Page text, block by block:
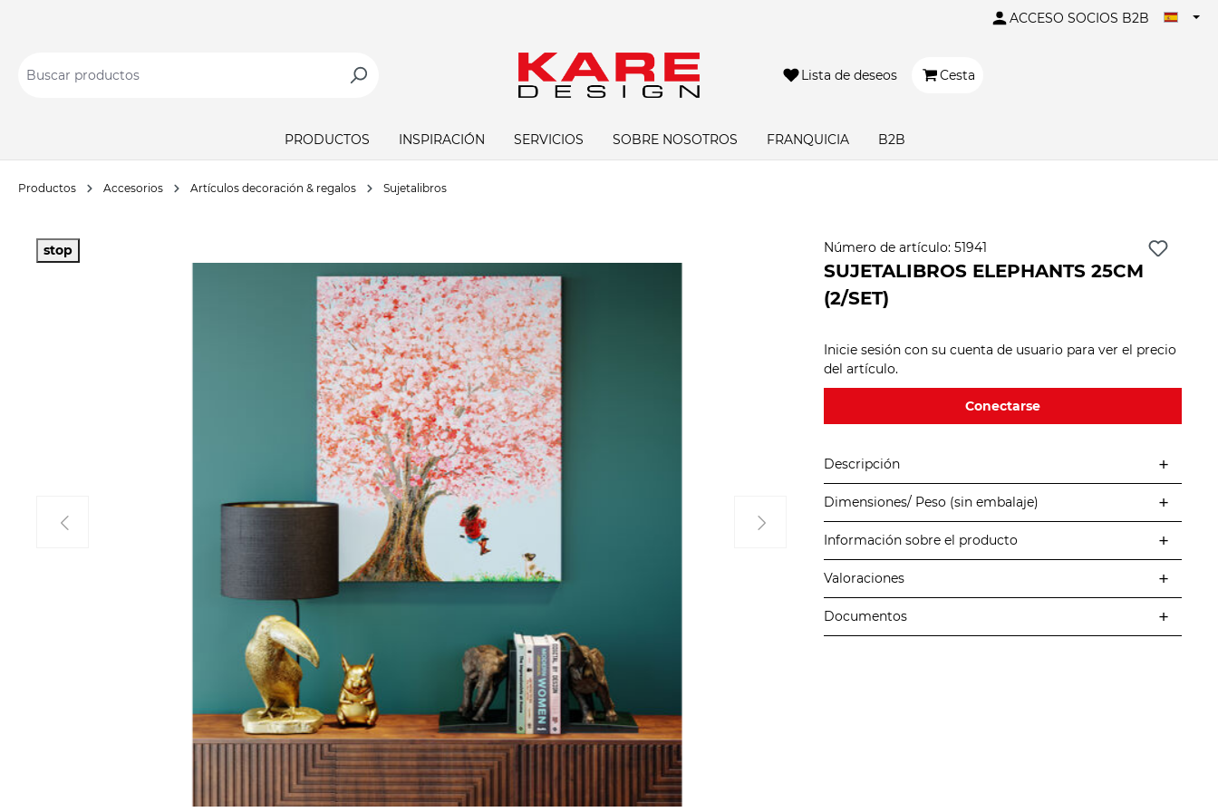
ACCESO SOCIOS B2B
Lista de deseos Cesta
PRODUCTOS INSPIRACIÓN SERVICIOS SOBRE NOSOTROS FRANQUICIA B2B
Productos Accesorios Artículos decoración & regalos Sujetalibros
stop Número de artículo:51941
SUJETALIBROS ELEPHANTS 25CM
(2/SET)
Inicie sesión con su cuenta de usuario para ver el precio
del artículo.
Conectarse
Descripción
Dimensiones/ Peso (sin embalaje)
Información sobre el producto
Valoraciones
Documentos